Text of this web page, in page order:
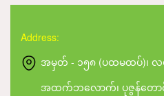
Address:
အမှတ် - ၁၅၈ (ပထမထပ်)၊ လ
အထက်ဘလောက်၊ ပုဇွန်တော